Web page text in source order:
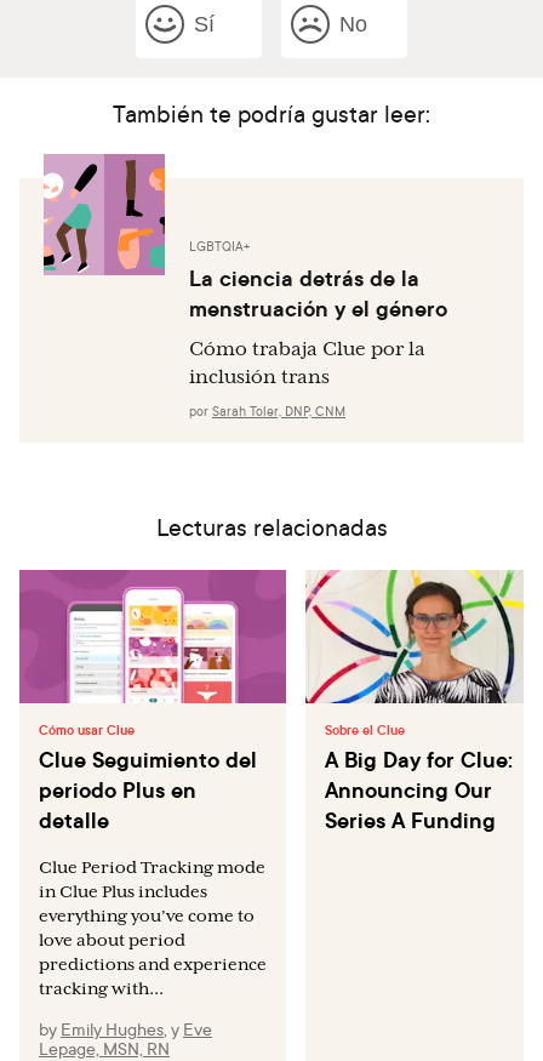
Sí No
También te podría gustar leer:
LGBTQIA+
La ciencia detrás de la
menstruación y el género
Cómo trabaja Clue por la
inclusión trans
por Sarah Toler, DNP, CNM
Lecturas relacionadas
Cómo usar Clue
Clue Seguimiento del
periodo Plus en
detalle
Clue Period Tracking mode
in Clue Plus includes
everything you’ve come to
love about period
predictions and experience
tracking with...
by Emily Hughes y Eve
Lepage, MSN, RN
Sobre el Clue
A Big Day for Clue:
Announcing Our
Series A Funding